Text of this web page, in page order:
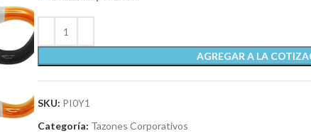
AGREGAR A LA
SKU: PI0Y1
Categoría: Tazones Corporativos